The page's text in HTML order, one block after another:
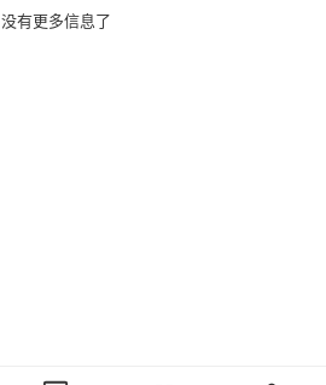
没有更多信息了